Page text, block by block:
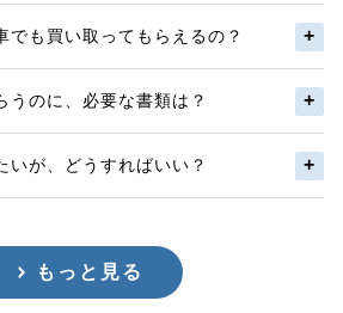
でも買い取ってもらえるの？
うのに、必要な書類は？
いが、どうすればいい？
もっと見る